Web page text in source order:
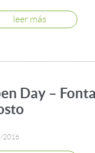
leer más
Day –
2016